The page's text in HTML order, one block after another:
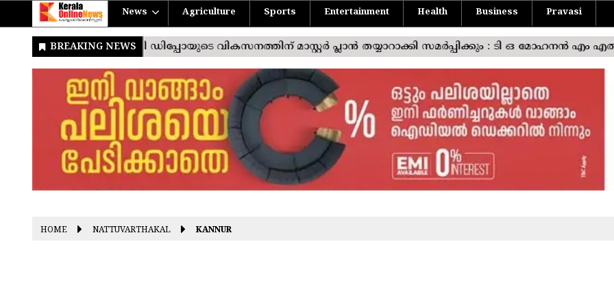
News Agriculture Sports Entertainment Health Business Pravasi
HOME NATTUVARTHAKAL KANNUR